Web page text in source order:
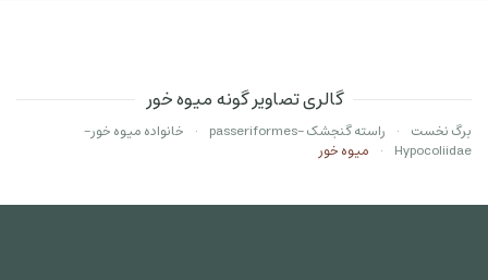
گالری تصاویر گونه میوه خور
برگ نخست راسته گنجشک -passeriformes
خانواده میوه خور-
Hypocoliidae
میوه خور